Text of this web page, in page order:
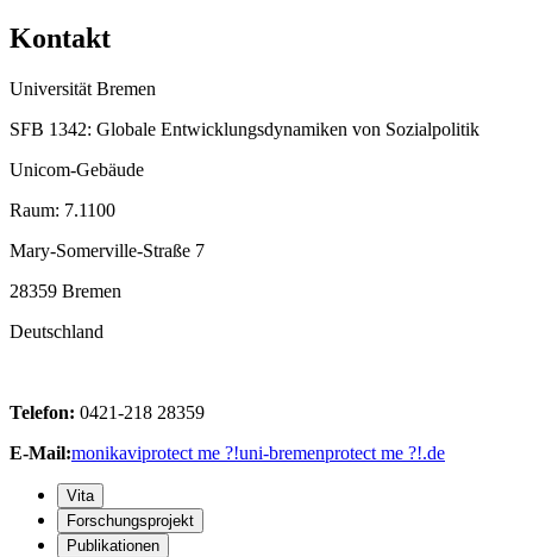
Kontakt
Universität Bremen
SFB 1342: Globale Entwicklungsdynamiken von Sozialpolitik
Unicom-Gebäude
Raum: 7.1100
Mary-Somerville-Straße 7
28359 Bremen
Deutschland
Telefon: 0421-218 28359
E-Mail:monikaviprotect me ?!uni-bremenprotect me ?!.de
Vita
Forschungsprojekt
Publikationen